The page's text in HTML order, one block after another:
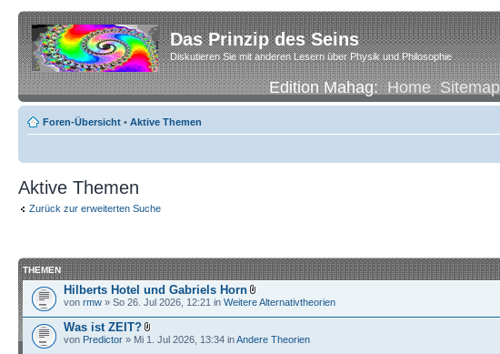
Das Prinzip des Seins
Diskutieren Sie mit anderen Lesern über Physik und Philosophie
Edition Mahag:Home Sitemap
Foren-Übersicht • Aktive Themen
Aktive Themen
Zurück zur erweiterten Suche
THEMEN
Hilberts Hotel und Gabriels Horn
von rmw » So 26. Jul 2026, 12:21 in Weitere Alternativtheorien
Was ist ZEIT?
von Predictor » Mi 1. Jul 2026, 13:34 inAndere Theorien